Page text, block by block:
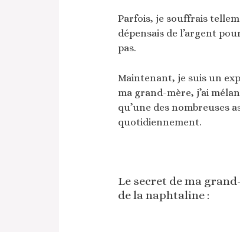
Parfois, je souffrais
dépensais de l’argent
pas.
Maintenant, je suis un
ma grand-mère, j’ai
qu’une des nombreuses
quotidiennement.
Le secret de ma
de la naphtaline :